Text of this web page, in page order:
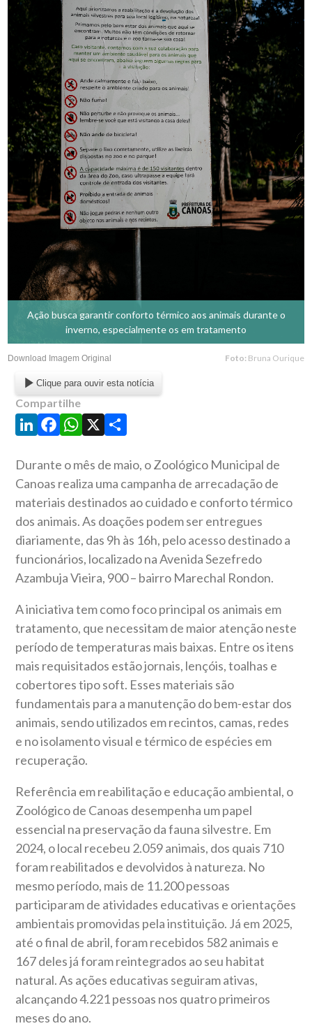
Ação busca garantir conforto térmico aos animais durante o
inverno, especialmente os em tratamento
Download Imagem Original Foto: Bruna Ourique
Clique para ouvir esta notícia
Compartilhe
LinkedIn
Facebook
WhatsApp
X Share
Durante o mês de maio, o Zoológico Municipal de
Canoas realiza uma campanha de arrecadação de
materiais destinados ao cuidado e conforto térmico
dos animais. As doações podem ser entregues
diariamente, das 9h às 16h, pelo acesso destinado a
funcionários, localizado na Avenida Sezefredo
Azambuja Vieira, 900 – bairro Marechal Rondon.
A iniciativa tem como foco principal os animais em
tratamento, que necessitam de maior atenção neste
período de temperaturas mais baixas. Entre os itens
mais requisitados estão jornais, lençóis, toalhas e
cobertores tipo soft. Esses materiais são
fundamentais para a manutenção do bem-estar dos
animais, sendo utilizados em recintos, camas, redes
e no isolamento visual e térmico de espécies em
recuperação.
Referência em reabilitação e educação ambiental, o
Zoológico de Canoas desempenha um papel
essencial na preservação da fauna silvestre. Em
2024, o local recebeu 2.059 animais, dos quais 710
foram reabilitados e devolvidos à natureza. No
mesmo período, mais de 11.200 pessoas
participaram de atividades educativas e orientações
ambientais promovidas pela instituição. Já em 2025,
até o final de abril, foram recebidos 582 animais e
167 deles já foram reintegrados ao seu habitat
natural. As ações educativas seguiram ativas,
alcançando 4.221 pessoas nos quatro primeiros
meses do ano.